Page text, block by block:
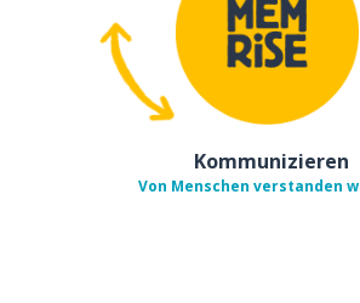
Kommunizieren
Von Menschen verstanden